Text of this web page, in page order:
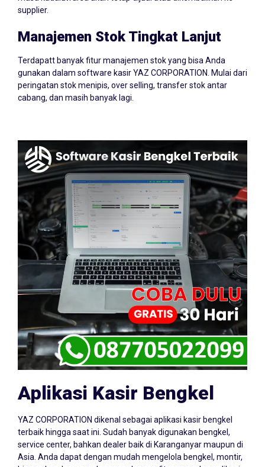
supplier.
Manajemen Stok Tingkat Lanjut
Terdapatt banyak fitur manajemen stok yang bisa Anda
gunakan dalam software kasir YAZ CORPORATION. Mulai dari
peringatan stok menipis, over selling, transfer stok antar
cabang, dan masih banyak lagi.
Aplikasi Kasir Bengkel
YAZ CORPORATION dikenal sebagai aplikasi kasir bengkel
terbaik hingga saat ini. Sudah banyak digunakan bengkel,
service center, bahkan dealer baik di Karanganyar maupun di
Asia. Anda dapat dengan mudah mengelola bengkel, montir,